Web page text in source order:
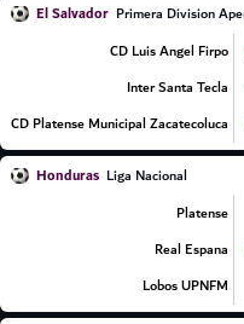
El Salvador Primera Division
CD Luis Angel Firpo
Inter Santa Tecla
CD Platense Municipal Zacatecoluca
Honduras Liga Nacional
Platense
Real Espana
Lobos UPNFM